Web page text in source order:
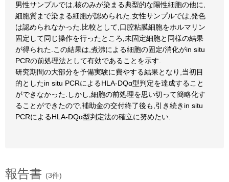
男性サンプルでは,核のみが染まる典型的な陽性細胞の他に,
細胞質まで染まる細胞が認められた.女性サンプルでは,発色
は認められなかった.比較として,口腔粘膜細胞をホルマリン
固定して同じ操作を行ったところ,未固定細胞と同様の結果
が得られた.この結果は,煮沸による細胞の固定/消化がin situ
PCRの前処理法として有効であることを示す.
研究期間の大部分を予備実験に費やする結果となり,当初目
的としたin situ PCRによるHLA-DQα型判定を達成すること
ができなかった.しかし,細胞の前処理を思い切って簡略化す
ることができたので,補助金の交付終了後も,引き続きin situ
PCRによるHLA-DQα型判定法の確立に努めたい.
報告書 (3件)